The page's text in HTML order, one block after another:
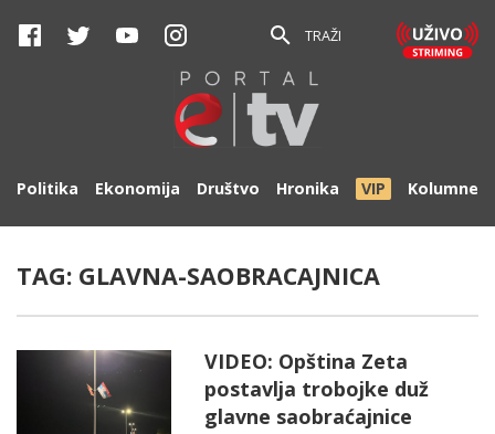
TRAŽI
Politika Ekonomija Društvo Hronika VIP Kolumne
TAG: GLAVNA-SAOBRACAJNICA
VIDEO: Opština Zeta
postavlja trobojke duž
glavne saobraćajnice